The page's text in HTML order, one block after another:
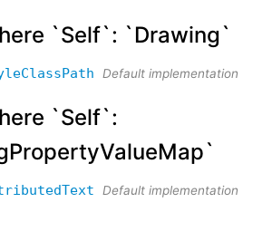
`Self`: `Drawing`
Default implementation
`Self`:
Default implementation